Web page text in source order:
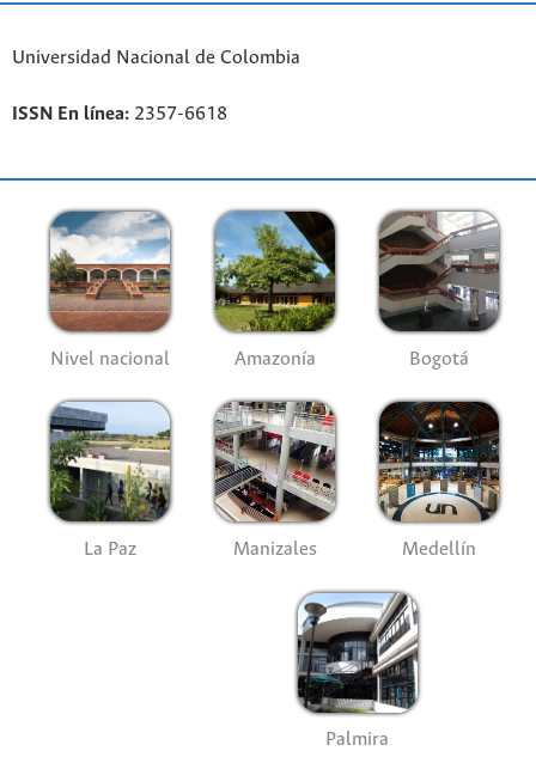
Universidad Nacional de Colombia
ISSN En línea: 2357-6618
Nivel nacional Amazonía Bogotá
La Paz Manizales Medellín
Palmira